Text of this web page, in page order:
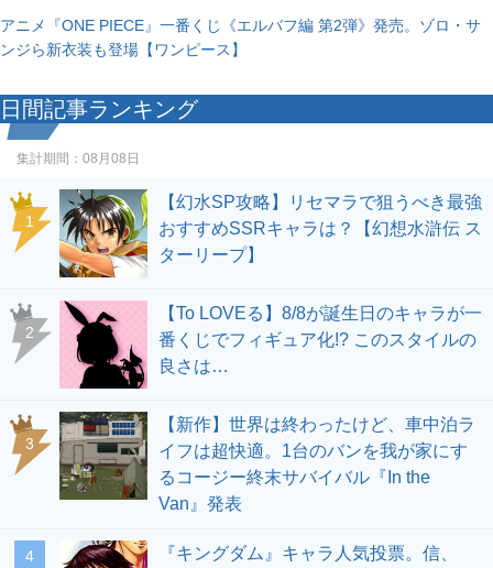
アニメ『ONE PIECE』一番くじ《エルバフ編 第2弾》発売。ゾロ・サ
ンジら新衣装も登場【ワンピース】
日間記事ランキング
集計期間： 08月08日
1
【幻水SP攻略】リセマラで狙うべき最強
おすすめSSRキャラは？【幻想水滸伝 ス
ターリープ】
2
【To LOVEる】8/8が誕生日のキャラが一
番くじでフィギュア化!? このスタイルの
良さは…
3
【新作】世界は終わったけど、車中泊ラ
イフは超快適。1台のバンを我が家にす
るコージー終末サバイバル『In the
Van』発表
4
『キングダム』キャラ人気投票。信、